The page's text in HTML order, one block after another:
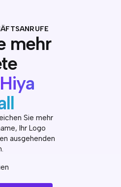
mehr
Hiya
Sie mehr
Ihr Logo
ausgehenden